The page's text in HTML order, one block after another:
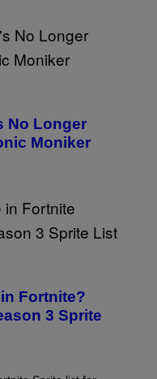
No Longer
Moniker
Fortnite?
3 Sprite